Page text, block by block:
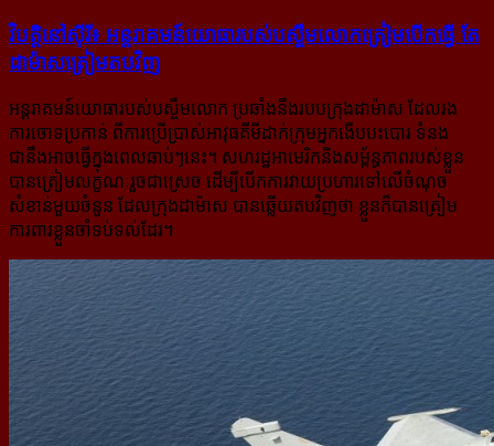
វិបត្តិនៅស៊ីរី៖ អន្តរាគមន៍​យោធា​របស់​បស្ចឹម​លោក​ត្រៀម​បើក​ធ្វើ តែ​
ដាម៉ាស​ត្រៀម​តប​វិញ
អន្តរាគមន៍យោធារបស់បស្ចឹមលោក ប្រឆាំងនឹងរបបក្រុងដាម៉ាស ដែលរង
ការចោទប្រកាន់ ពីការប្រើប្រាស់អាវុធគីមីដាក់​ក្រុម​អ្នកងើបបះបោរ ទំនង
ជានឺងអាចធ្វើក្នុងពេលឆាប់ៗនេះ។ សហរដ្ឋអាមេរិកនិងសម្ព័ន្ធភាពរបស់ខ្លួន
បានត្រៀម​លក្ខណៈ​រួចជា​ស្រេច ដើម្បីបើកការវាយប្រហារទៅលើចំណុច
សំខាន់មួយចំនួន ដែលក្រុងដាម៉ាស បានឆ្លើយតបវិញថា ខ្លួនក៏បាន​ត្រៀម​
ការពារខ្លួនចាំទប់ទល់ដែរ។